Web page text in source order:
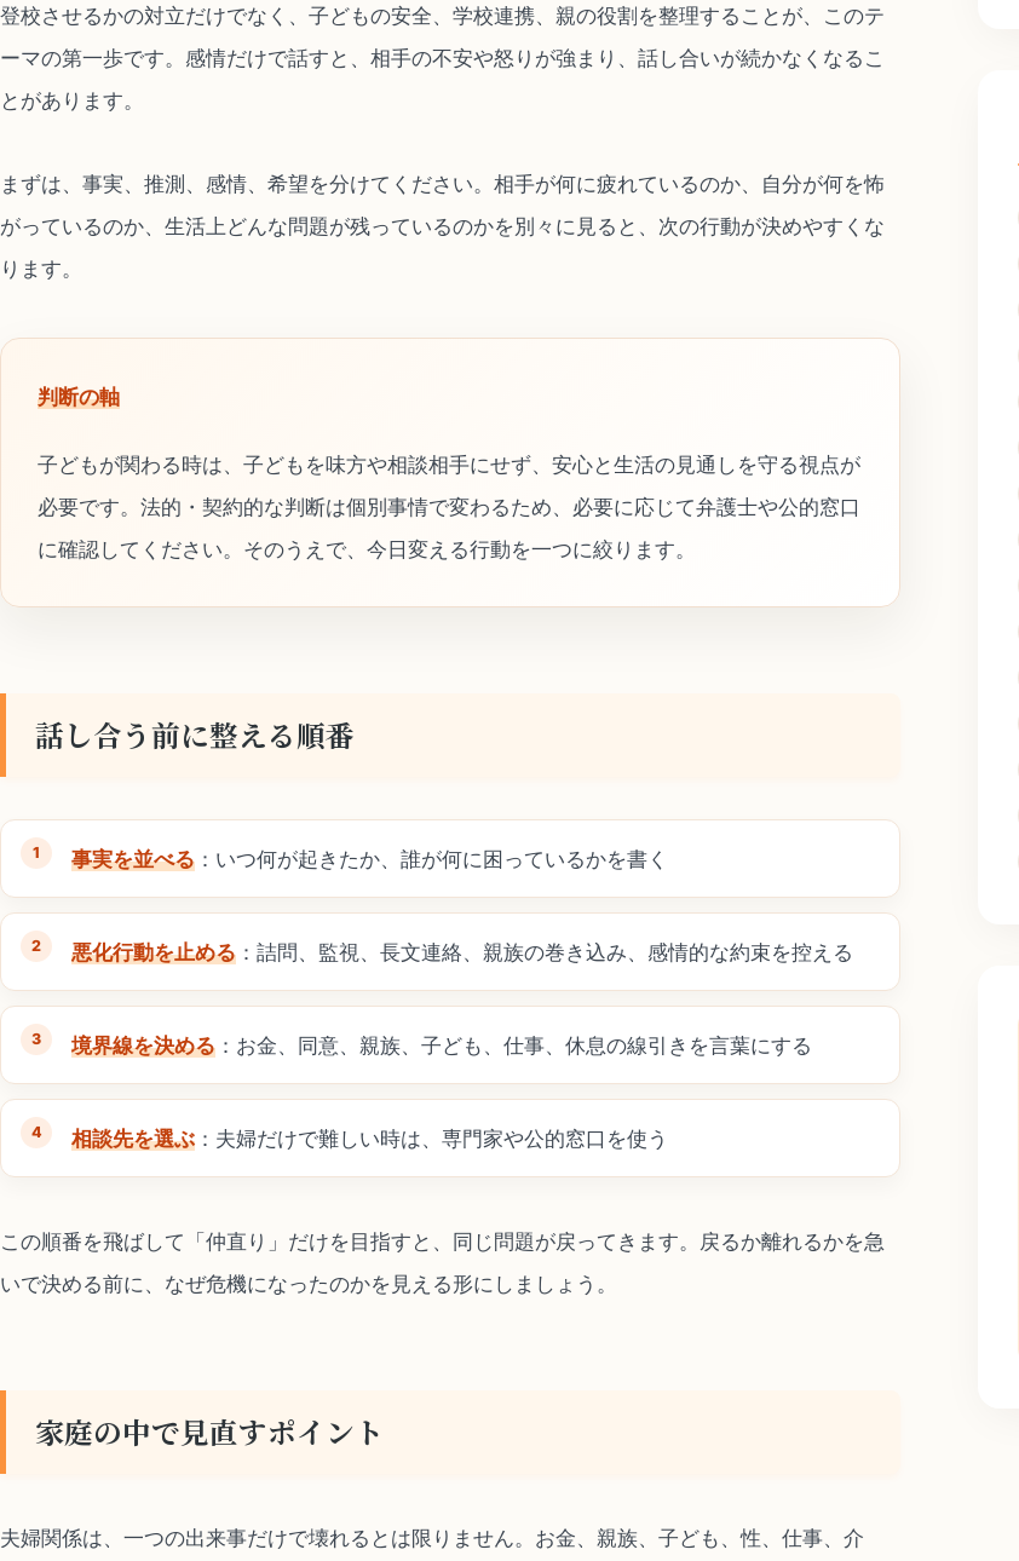
登校させるかの対立だけでなく、子どもの安全、学校連携、親の役割を整理することが、このテ
ーマの第一歩です。感情だけで話すと、相手の不安や怒りが強まり、話し合いが続かなくなるこ
とがあります。
まずは、事実、推測、感情、希望を分けてください。相手が何に疲れているのか、自分が何を怖
がっているのか、生活上どんな問題が残っているのかを別々に見ると、次の行動が決めやすくな
ります。
判断の軸
子どもが関わる時は、子どもを味方や相談相手にせず、安心と生活の見通しを守る視点が
必要です。法的・契約的な判断は個別事情で変わるため、必要に応じて弁護士や公的窓口
に確認してください。そのうえで、今日変える行動を一つに絞ります。
話し合う前に整える順番
事実を並べる ：いつ何が起きたか、誰が何に困っているかを書く
悪化行動を止める ：詰問、監視、長文連絡、親族の巻き込み、感情的な約束を控える
境界線を決める ：お金、同意、親族、子ども、仕事、休息の線引きを言葉にする
相談先を選ぶ ：夫婦だけで難しい時は、専門家や公的窓口を使う
この順番を飛ばして「仲直り」だけを目指すと、同じ問題が戻ってきます。戻るか離れるかを急
いで決める前に、なぜ危機になったのかを見える形にしましょう。
家庭の中で見直すポイント
夫婦関係は、一つの出来事だけで壊れるとは限りません。お金、親族、子ども、性、仕事、介